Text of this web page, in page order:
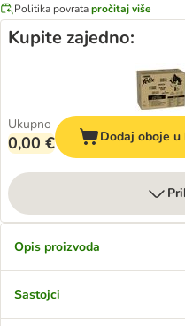
Politika povratapročitaj više
Kupite zajedno:
Ukupno
0,00 € Dodaj oboje u
Opis proizvoda
Sastojci